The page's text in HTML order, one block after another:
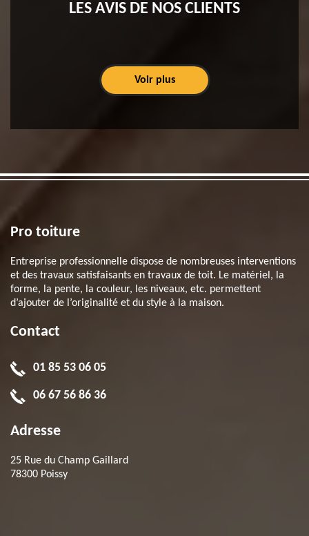
LES AVIS DE NOS CLIENTS
Voir plus
Pro toiture
Entreprise professionnelle dispose de nombreuses interventions
et des travaux satisfaisants en travaux de toit. Le matériel, la
forme, la pente, la couleur, les niveaux, etc. permettent
d’ajouter de l’originalité et du style à la maison.
Contact
01 85 53 06 05
06 67 56 86 36
Adresse
25 Rue du Champ Gaillard
78300 Poissy